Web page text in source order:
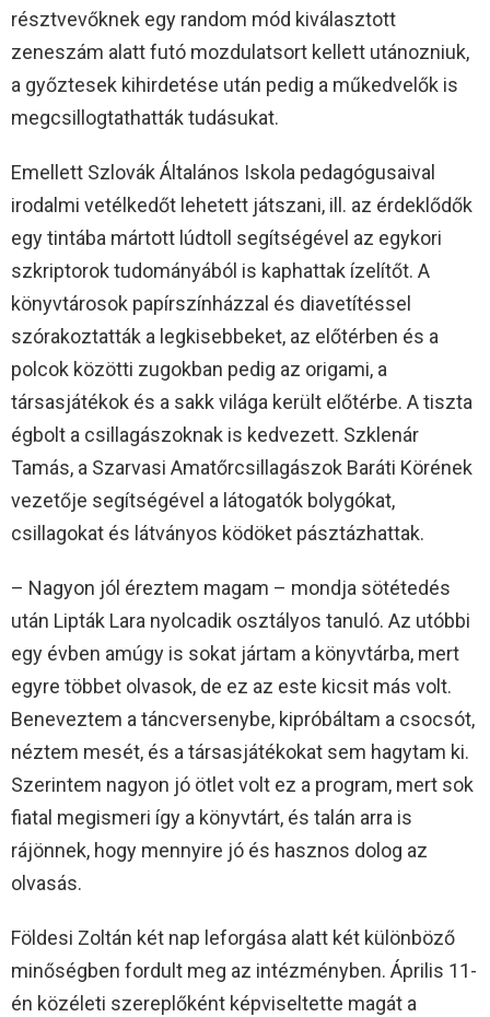
résztvevőknek egy random mód kiválasztott
zeneszám alatt futó mozdulatsort kellett utánozniuk,
a győztesek kihirdetése után pedig a műkedvelők is
megcsillogtathatták tudásukat.
Emellett Szlovák Általános Iskola pedagógusaival
irodalmi vetélkedőt lehetett játszani, ill. az érdeklődők
egy tintába mártott lúdtoll segítségével az egykori
szkriptorok tudományából is kaphattak ízelítőt. A
könyvtárosok papírszínházzal és diavetítéssel
szórakoztatták a legkisebbeket, az előtérben és a
polcok közötti zugokban pedig az origami, a
társasjátékok és a sakk világa került előtérbe. A tiszta
égbolt a csillagászoknak is kedvezett. Szklenár
Tamás, a Szarvasi Amatőrcsillagászok Baráti Körének
vezetője segítségével a látogatók bolygókat,
csillagokat és látványos ködöket pásztázhattak.
– Nagyon jól éreztem magam – mondja sötétedés
után Lipták Lara nyolcadik osztályos tanuló. Az utóbbi
egy évben amúgy is sokat jártam a könyvtárba, mert
egyre többet olvasok, de ez az este kicsit más volt.
Beneveztem a táncversenybe, kipróbáltam a csocsót,
néztem mesét, és a társasjátékokat sem hagytam ki.
Szerintem nagyon jó ötlet volt ez a program, mert sok
fiatal megismeri így a könyvtárt, és talán arra is
rájönnek, hogy mennyire jó és hasznos dolog az
olvasás.
Földesi Zoltán két nap leforgása alatt két különböző
minőségben fordult meg az intézményben. Április 11-
én közéleti szereplőként képviseltette magát a